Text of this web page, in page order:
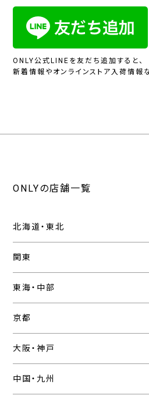
ONLY公式LINEを友だち追加すると、
新着情報やオンラインストア入荷情報
ONLYの店舗一覧
北海道・東北
関東
東海・中部
京都
大阪・神戸
中国・九州